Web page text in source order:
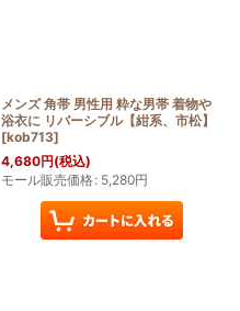
メンズ 角帯 男性用 粋な男帯 着物や
浴衣に リバーシブル【紺系、市松】
[kob713]
4,680円(税込)
モール販売価格: 5,280円